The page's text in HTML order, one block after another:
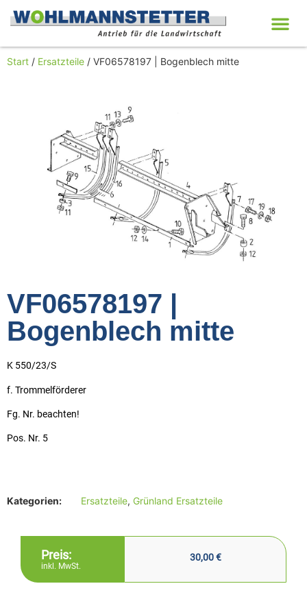
Start / Ersatzteile / VF06578197 | Bogenblech mitte
VF06578197 |
Bogenblech mitte
K 550/23/S
f. Trommelförderer
Fg. Nr. beachten!
Pos. Nr. 5
Kategorien: Ersatzteile, Grünland Ersatzteile
Preis:
inkl. MwSt.
30,00€